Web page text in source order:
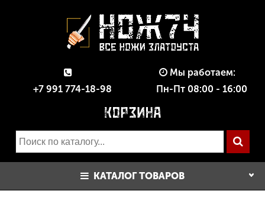
+7 991 774-18-98
Мы работаем:
Пн-Пт 08:00 - 16:00
КАТАЛОГ ТОВАРОВ